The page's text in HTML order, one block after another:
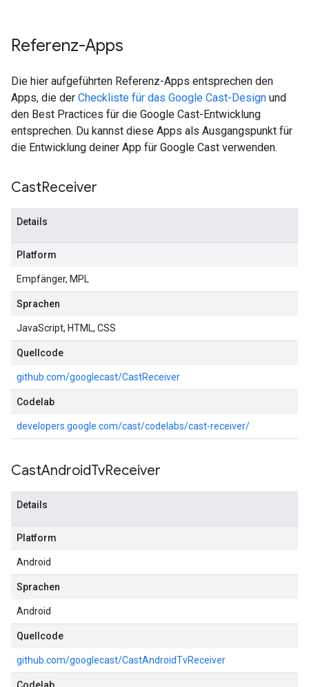
Referenz-Apps
Die hier aufgeführten Referenz-Apps entsprechen den
Apps, die der Checkliste für das Google Cast-Design und
den Best Practices für die Google Cast-Entwicklung
entsprechen. Du kannst diese Apps als Ausgangspunkt für
die Entwicklung deiner App für Google Cast verwenden.
CastReceiver
Details
Platform
Empfänger, MPL
Sprachen
JavaScript, HTML, CSS
Quellcode
github.com/googlecast/CastReceiver
Codelab
developers.google.com/cast/codelabs/cast-receiver/
CastAndroidTvReceiver
Details
Platform
Android
Sprachen
Android
Quellcode
github.com/googlecast/CastAndroidTvReceiver